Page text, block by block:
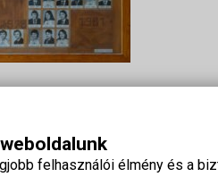
felhasználói élmény és a